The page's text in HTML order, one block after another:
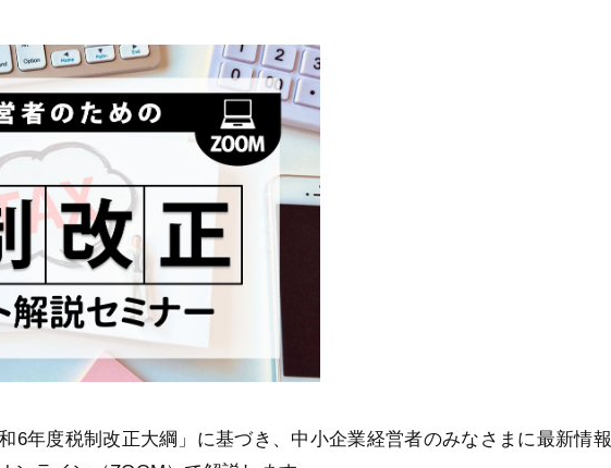
6年度税制改正大綱」に基づき、中小企業経営者のみなさまに最新情報